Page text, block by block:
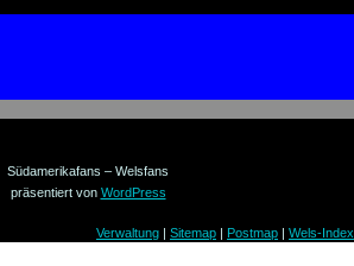
Südamerikafans – Welsfans
präsentiert von WordPress
Verwaltung | Sitemap | Postmap | Wels-Index